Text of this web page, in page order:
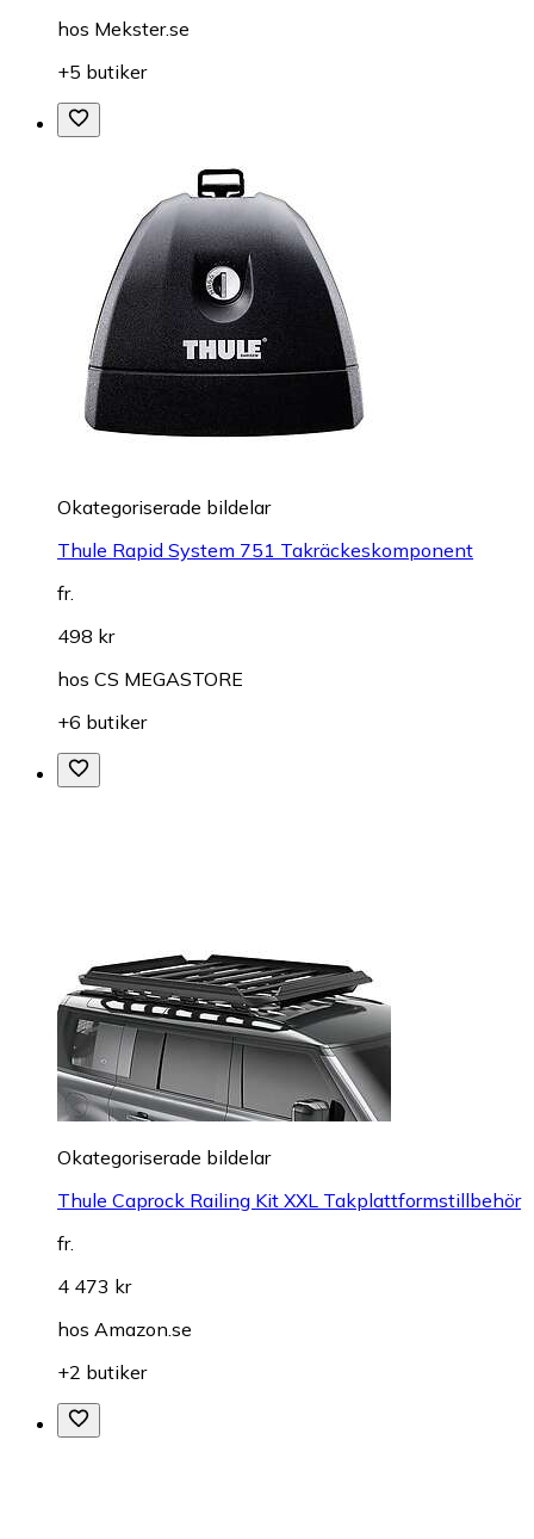
hos Mekster.se
+5 butiker
Okategoriserade bildelar
Thule Rapid System 751 Takräckeskomponent
fr.
498 kr
hos CS MEGASTORE
+6 butiker
Okategoriserade bildelar
Thule Caprock Railing Kit XXL Takplattformstillbehör
fr.
4 473 kr
hos Amazon.se
+2 butiker